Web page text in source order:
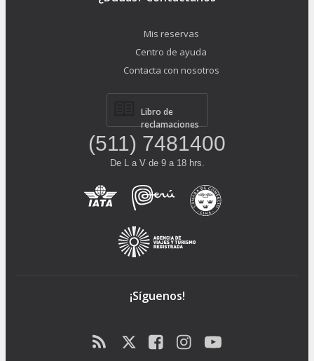
Mis reservas
Centro de ayuda
Contacta con nosotros
Libro de
reclamaciones
(511) 7481400
De L a V de 9 a 18 hrs.
¡Síguenos!